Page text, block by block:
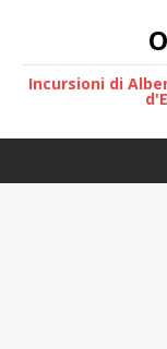
Incursioni di